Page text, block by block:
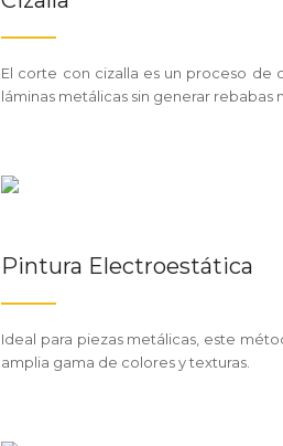
El corte con cizalla es un proceso
láminas metálicas sin generar rebabas
Pintura Electroestática
Ideal para piezas metálicas, este
amplia gama de colores y texturas.